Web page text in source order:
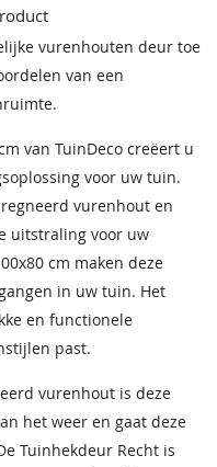
vurenhouten deur toe
van een
van TuinDeco creëert u
voor uw tuin.
vurenhout en
uitstraling voor uw
cm maken deze
in uw tuin. Het
en functionele
past.
vurenhout is deze
het weer en gaat deze
Tuinhekdeur Recht is